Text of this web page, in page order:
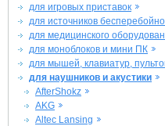
для игровых приставок
для источников
для медицинского
для моноблоков и мини ПК
для мышей, клавиатур,
для наушников и акустики
AfterShokz
AKG
Altec Lansing